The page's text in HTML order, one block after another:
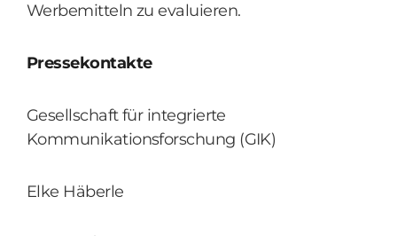
Werbemitteln zu evaluieren.
Pressekontakte
Gesellschaft für integrierte
Kommunikationsforschung (GIK)
Elke Häberle